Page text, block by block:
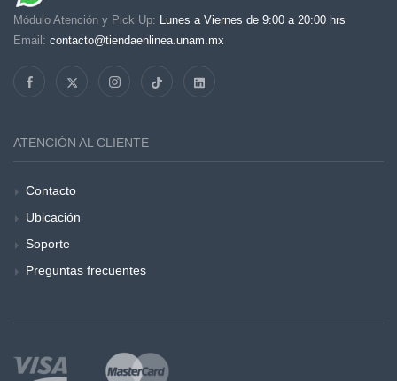
Módulo Atención y Pick Up: Lunes a Viernes de 9:00 a 20:00 hrs
Email: contacto@tiendaenlinea.unam.mx
ATENCIÓN AL CLIENTE
Contacto
Ubicación
Soporte
Preguntas frecuentes